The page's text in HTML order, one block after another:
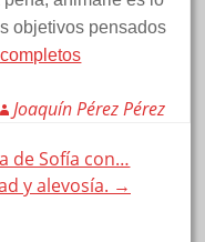
objetivos pensados
Joaquín Pérez Pérez
de Sofía con…
y alevosía. →